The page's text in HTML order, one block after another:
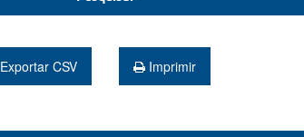
Exportar CSV Imprimir